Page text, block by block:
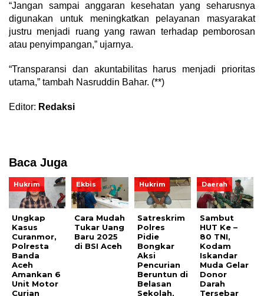
“Jangan sampai anggaran kesehatan yang seharusnya
digunakan untuk meningkatkan pelayanan masyarakat
justru menjadi ruang yang rawan terhadap pemborosan
atau penyimpangan,” ujarnya.
“Transparansi dan akuntabilitas harus menjadi prioritas
utama,” tambah Nasruddin Bahar. (**)
Editor: Redaksi
Baca Juga
Hukrim
Ungkap
Kasus
Curanmor,
Polresta
Banda
Aceh
Amankan 6
Unit Motor
Curian
Ekbis
Cara Mudah
Tukar Uang
Baru 2025
di BSI Aceh
Hukrim
Satreskrim
Polres
Pidie
Bongkar
Aksi
Pencurian
Beruntun di
Belasan
Sekolah,
Daerah
Sambut
HUT Ke –
80 TNI,
Kodam
Iskandar
Muda Gelar
Donor
Darah
Tersebar